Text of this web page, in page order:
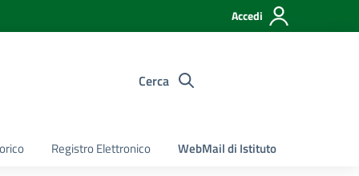
Accedi
Cerca
Registro Elettronico WebMail di Istituto